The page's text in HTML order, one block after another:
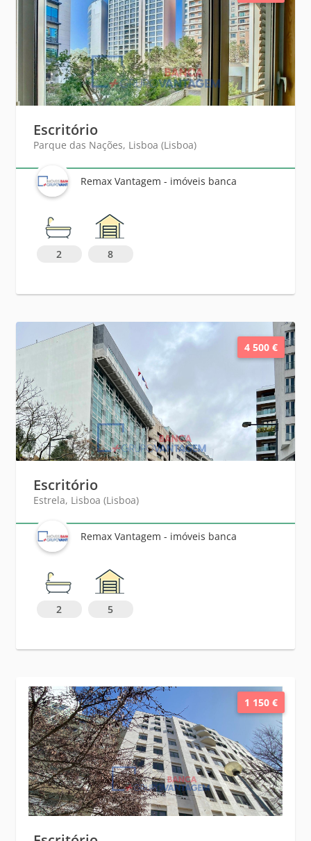
Escritório
Parque das Nações, Lisboa (Lisboa)
Remax Vantagem - imóveis banca
2 8
4 500 €
Escritório
Estrela, Lisboa (Lisboa)
Remax Vantagem - imóveis banca
2 5
1 150 €